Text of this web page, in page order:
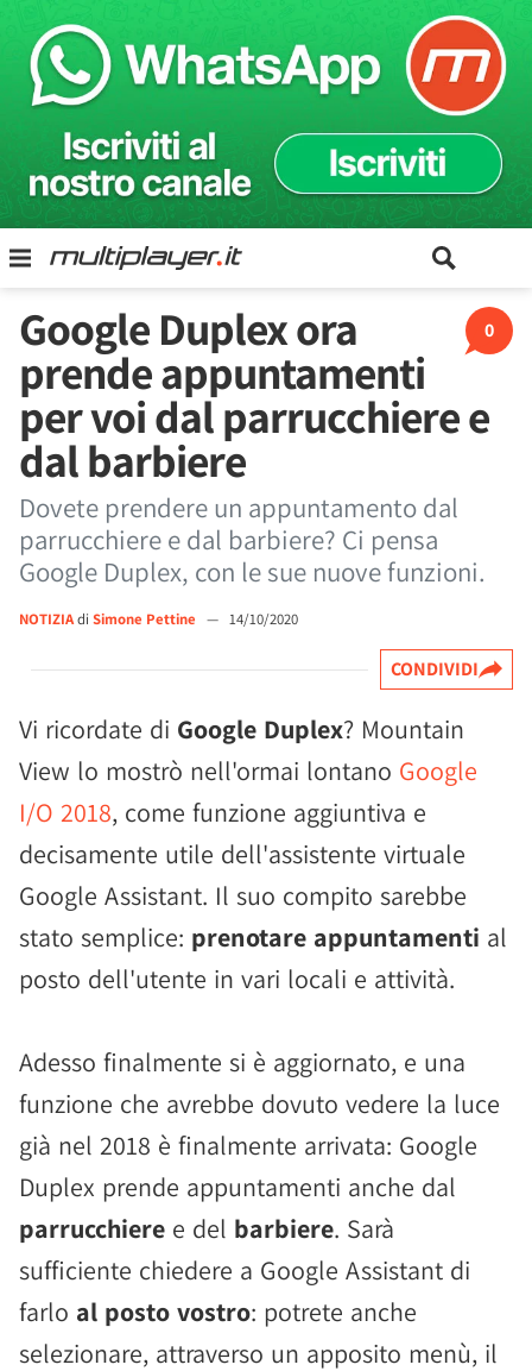
0
Google Duplex ora
prende appuntamenti
per voi dal parrucchiere e
dal barbiere
Dovete prendere un appuntamento dal
parrucchiere e dal barbiere? Ci pensa
Google Duplex, con le sue nuove funzioni.
NOTIZIAdi Simone Pettine — 14/10/2020
CONDIVIDI
Vi ricordate di Google Duplex? Mountain
View lo mostrò nell'ormai lontano Google
I/O 2018, come funzione aggiuntiva e
decisamente utile dell'assistente virtuale
Google Assistant. Il suo compito sarebbe
stato semplice: prenotare appuntamenti al
posto dell'utente in vari locali e attività.
Adesso finalmente si è aggiornato, e una
funzione che avrebbe dovuto vedere la luce
già nel 2018 è finalmente arrivata: Google
Duplex prende appuntamenti anche dal
parrucchiere e del barbiere. Sarà
sufficiente chiedere a Google Assistant di
farlo al posto vostro: potrete anche
selezionare, attraverso un apposito menù, il